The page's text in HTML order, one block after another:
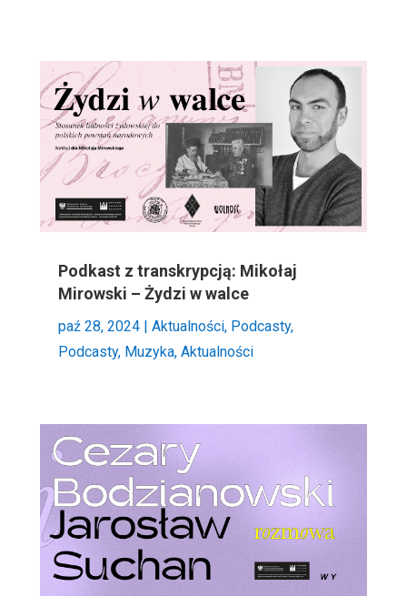
Podkast z transkrypcją: Mikołaj
Mirowski – Żydzi w walce
paź 28, 2024| Aktualności, Podcasty,
Podcasty, Muzyka, Aktualności